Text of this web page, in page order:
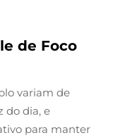
de Foco
variam de
do dia, e
para manter